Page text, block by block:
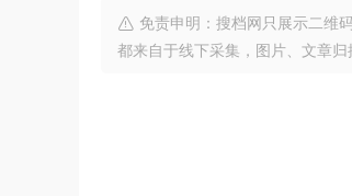
免责申明：搜档网只展示二维
都来自于线下采集，图片、文章归